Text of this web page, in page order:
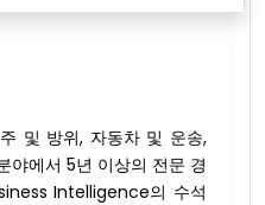
및 방위, 자동차 및 운송,
야에서 5년 이상의 전문 경
Intelligence의 수석